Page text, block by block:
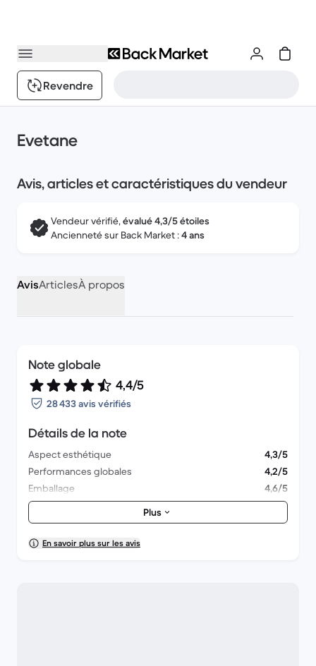
Revendre
Evetane
Avis, articles et caractéristiques du vendeur
Vendeur vérifié,évalué 4,3/5 étoiles
Ancienneté sur Back Market :4 ans
AvisArticlesÀ propos
Note globale
4,4/5
28 433 avis vérifiés
Détails de la note
Aspect esthétique
4,3/5
Performances globales
4,2/5
Emballage
4,6/5
Livraison
4,5/5
Plus
En savoir plus sur les avis